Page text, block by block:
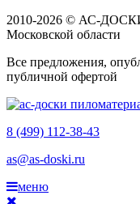
2010-2026 © АС-
Московской области
Все предложения,
публичной офертой
8 (499) 112-38-43
as@as-doski.ru
меню